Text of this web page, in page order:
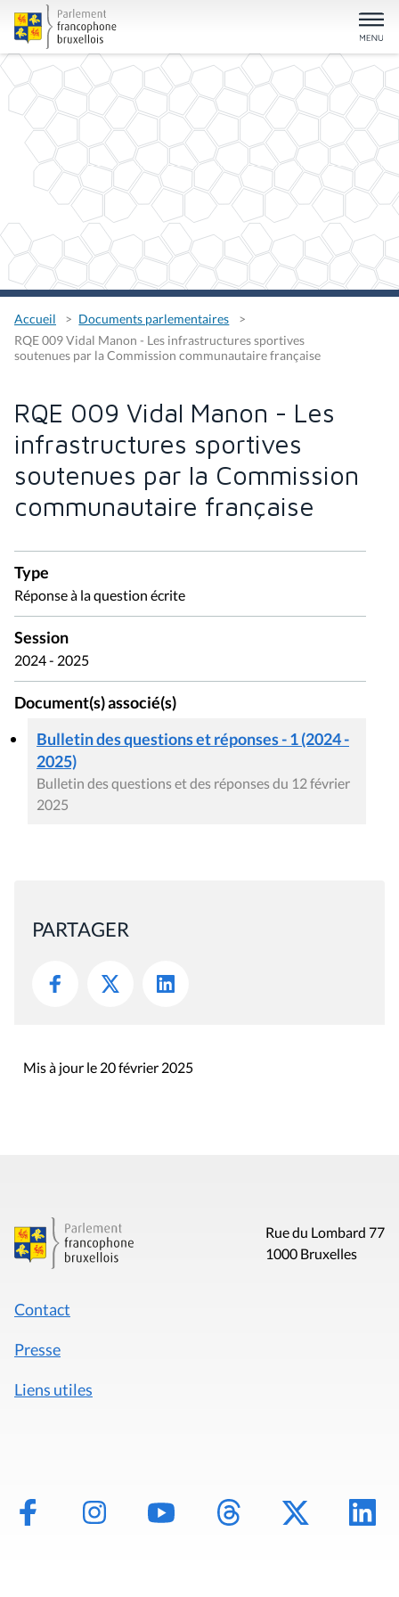
Accueil
Documents parlementaires
RQE 009 Vidal Manon - Les infrastructures sportives
soutenues par la Commission communautaire française
RQE 009 Vidal Manon - Les
infrastructures sportives
soutenues par la Commission
communautaire française
Type
Réponse à la question écrite
Session
2024 - 2025
Document(s) associé(s)
Bulletin des questions et réponses - 1 (2024 -
2025)
Bulletin des questions et des réponses du 12 février
2025
PARTAGER
Mis à jour le 20 février 2025
Rue du Lombard 77
1000 Bruxelles
Contact
Presse
Liens utiles